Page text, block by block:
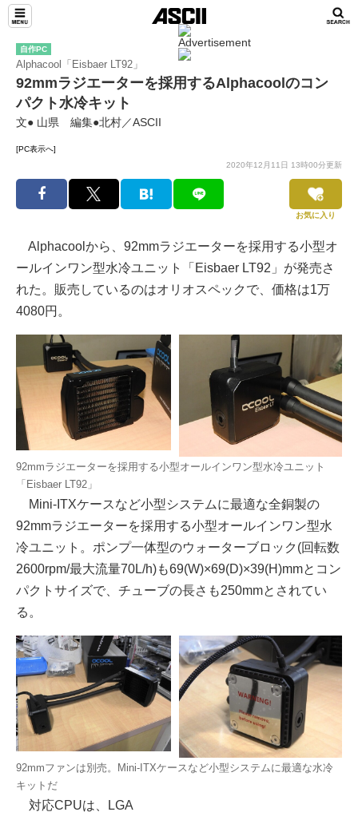
自作PC
Alphacool「Eisbaer LT92」
92mmラジエーターを採用するAlphacoolのコン
パクト水冷キット
文● 山県 編集●北村／ASCII
[PC表示へ]
2020年12月11日 13時00分更新
お気に入り
Alphacoolから、92mmラジエーターを採用する小型オ
ールインワン型水冷ユニット「Eisbaer LT92」が発売さ
れた。販売しているのはオリオスペックで、価格は1万
4080円。
92mmラジエーターを採用する小型オールインワン型水冷ユニット
「Eisbaer LT92」
Mini-ITXケースなど小型システムに最適な全銅製の
92mmラジエーターを採用する小型オールインワン型水
冷ユニット。ポンプ一体型のウォーターブロック(回転数
2600rpm/最大流量70L/h)も69(W)×69(D)×39(H)mmとコン
パクトサイズで、チューブの長さも250mmとされてい
る。
92mmファンは別売。Mini-ITXケースなど小型システムに最適な水冷
キットだ
対応CPUは、LGA